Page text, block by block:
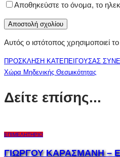
Αποθηκεύστε το όνομα, το
Αυτός ο ιστότοπος χρησιμοποιεί
ΠΡΟΣΚΛΗΣΗ ΚΑΤΕΠΕΙΓΟΥΣΑΣ
Χώρα Μηδενικής Θεσμικότητας
Δείτε επίσης...
ΕΠΙΜΕΛΗΤΗΡΙΟ
ΓΙΩΡΓΟΥ ΚΑΡΑΣΜΑΝΗ –